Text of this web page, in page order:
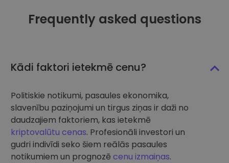
Frequently asked questions
Kādi faktori ietekmē cenu?
Politiskie notikumi, pasaules ekonomika,
slavenību paziņojumi un tirgus ziņas ir daži no
daudzajiem faktoriem, kas ietekmē
kriptovalūtu cenas. Profesionāli investori un
gudri indivīdi seko šiem reālās pasaules
notikumiem un prognozē cenu izmaiņas.